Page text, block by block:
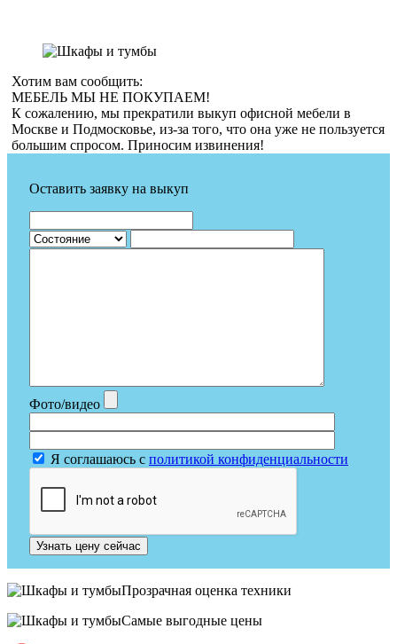
Хотим вам сообщить:
МЕБЕЛЬ МЫ НЕ ПОКУПАЕМ!
К сожалению, мы прекратили выкуп офисной мебели в
Москве и Подмосковье, из-за того, что она уже не пользуется
большим спросом. Приносим извинения!
Оставить заявку на выкуп
Фото/видео
Я соглашаюсь с политикой конфиденциальности
Узнать цену сейчас
Прозрачная оценка техники
Самые выгодные цены